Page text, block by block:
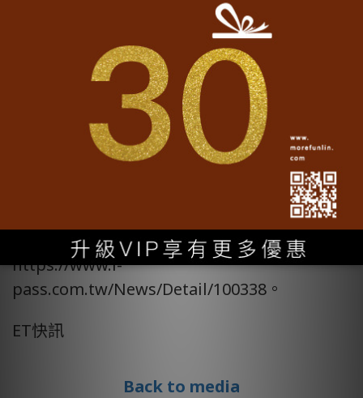
祖文化廳B1藝品部、大甲鎮瀾宮廟前順天路愛
心文化市集(4/4到4/8)及鎮瀾買足愛心市集：
https://www.mazubuybuy.com/。
另可於一卡通Yahoo超級商城、蝦皮商城、一
卡通臺北及臺中服務中心、高雄捷運美麗島站
商品館及左營站旅遊諮詢台等買到，4/11起也
會於7-ELEVEN及全家便利商店的中部門市上
大甲媽祖「天上聖母一卡通」新卡資訊：
https://www.i-
pass.com.tw/News/Detail/100338。
ET快訊
Back to media